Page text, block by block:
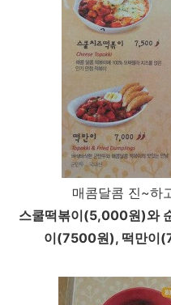
매콤달콤 진~하
스쿨떡볶이(5,000원)와
이(7500원), 떡만이